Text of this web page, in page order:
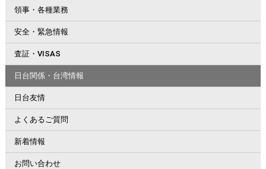
領事・各種業務
安全・緊急情報
査証・VISAS
日台関係・台湾情報
日台友情
よくあるご質問
新着情報
お問い合わせ